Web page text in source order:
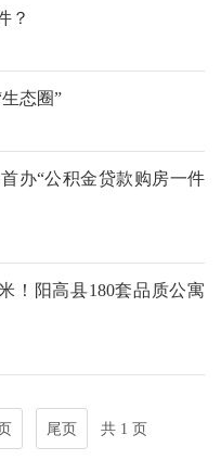
？
态圈”
办“公积金贷款购房一件
！阳高县180套品质公寓
尾页 共 1 页